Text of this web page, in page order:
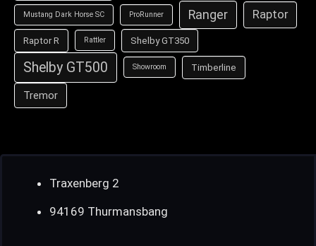
Mustang Dark Horse SC ProRunner Ranger Raptor
Raptor R Rattler Shelby GT350
Shelby GT500 Showroom Timberline
Tremor
Traxenberg 2
94169 Thurmansbang